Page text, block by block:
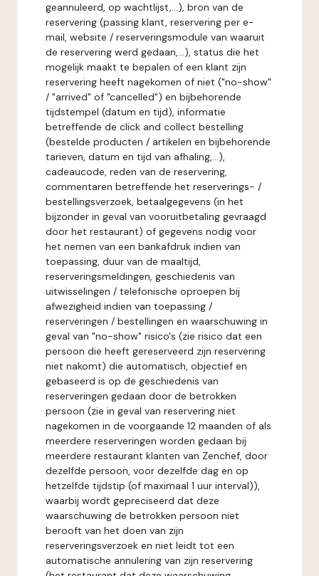
geannuleerd, op wachtlijst,...), bron van de
reservering (passing klant, reservering per e-
mail, website / reserveringsmodule van waaruit
de reservering werd gedaan,...), status die het
mogelijk maakt te bepalen of een klant zijn
reservering heeft nagekomen of niet ("no-show"
/ "arrived" of "cancelled") en bijbehorende
tijdstempel (datum en tijd), informatie
betreffende de click and collect bestelling
(bestelde producten / artikelen en bijbehorende
tarieven, datum en tijd van afhaling,...),
cadeaucode, reden van de reservering,
commentaren betreffende het reserverings- /
bestellingsverzoek, betaalgegevens (in het
bijzonder in geval van vooruitbetaling gevraagd
door het restaurant) of gegevens nodig voor
het nemen van een bankafdruk indien van
toepassing, duur van de maaltijd,
reserveringsmeldingen, geschiedenis van
uitwisselingen / telefonische oproepen bij
afwezigheid indien van toepassing /
reserveringen / bestellingen en waarschuwing in
geval van "no-show" risico's (zie risico dat een
persoon die heeft gereserveerd zijn reservering
niet nakomt) die automatisch, objectief en
gebaseerd is op de geschiedenis van
reserveringen gedaan door de betrokken
persoon (zie in geval van reservering niet
nagekomen in de voorgaande 12 maanden of als
meerdere reserveringen worden gedaan bij
meerdere restaurant klanten van Zenchef, door
dezelfde persoon, voor dezelfde dag en op
hetzelfde tijdstip (of maximaal 1 uur interval)),
waarbij wordt gepreciseerd dat deze
waarschuwing de betrokken persoon niet
berooft van het doen van zijn
reserveringsverzoek en niet leidt tot een
automatische annulering van zijn reservering